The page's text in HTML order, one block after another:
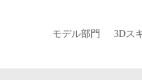
モデル部門 3Dス